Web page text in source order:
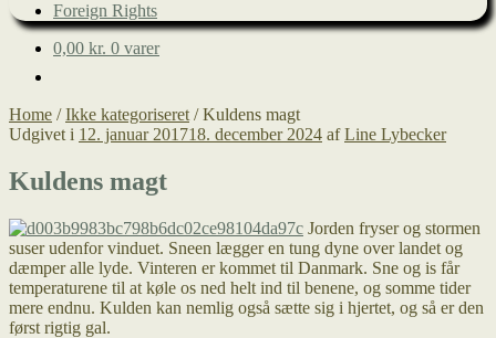
Foreign Rights
0,00 kr. 0 varer
Home /Ikke kategoriseret /Kuldens magt
Udgivet i 12. januar 201718. december 2024 afLine Lybecker
Kuldens magt
Jorden fryser og stormen
suser udenfor vinduet. Sneen lægger en tung dyne over landet og
dæmper alle lyde. Vinteren er kommet til Danmark. Sne og is får
temperaturene til at køle os ned helt ind til benene, og somme tider
mere endnu. Kulden kan nemlig også sætte sig i hjertet, og så er den
først rigtig gal.